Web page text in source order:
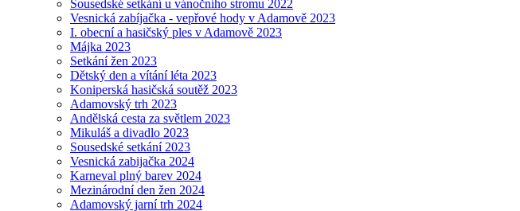
Sousedské setkání u vánočního stromu 2022
Vesnická zabíjačka - vepřové hody v Adamově 2023
I. obecní a hasičský ples v Adamově 2023
Májka 2023
Setkání žen 2023
Dětský den a vítání léta 2023
Koniperská hasičská soutěž 2023
Adamovský trh 2023
Andělská cesta za světlem 2023
Mikuláš a divadlo 2023
Sousedské setkání 2023
Vesnická zabijačka 2024
Karneval plný barev 2024
Mezinárodní den žen 2024
Adamovský jarní trh 2024